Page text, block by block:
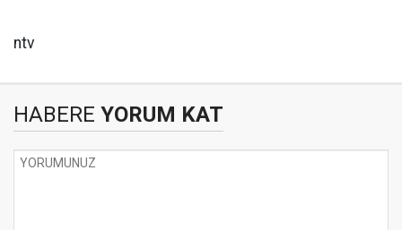
ntv
HABERE YORUM KAT